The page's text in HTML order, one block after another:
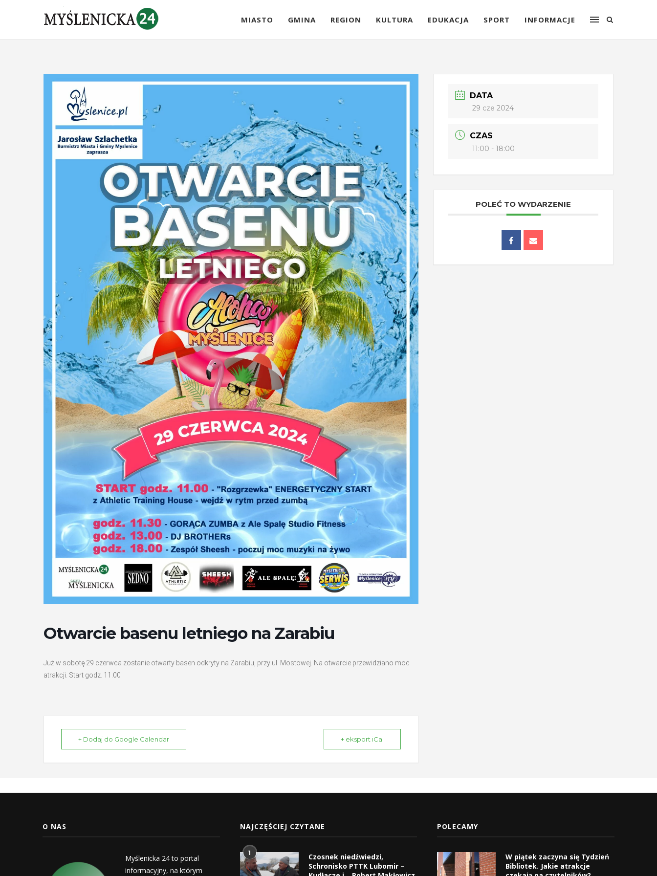
MIASTO GMINA REGION KULTURA EDUKACJA SPORT INFORMACJE
Otwarcie basenu letniego na Zarabiu
Już w sobotę 29 czerwca zostanie otwarty basen odkryty na Zarabiu, przy ul. Mostowej. Na otwarcie przewidziano moc
atrakcji. Start godz. 11.00
+ Dodaj do Google Calendar + eksport iCal
DATA
29 cze 2024
CZAS
11:00 - 18:00
POLEĆ TO WYDARZENIE
O NAS
Myślenicka 24 to portal
informacyjny, na którym
NAJCZĘŚCIEJ CZYTANE
1
Czosnek niedźwiedzi,
Schronisko PTTK Lubomir –
POLECAMY
W piątek zaczyna się Tydzień
Bibliotek. Jakie atrakcje